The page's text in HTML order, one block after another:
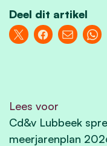
Deel dit artikel
Lees voor
Cd&v Lubbeek
meerjarenplan